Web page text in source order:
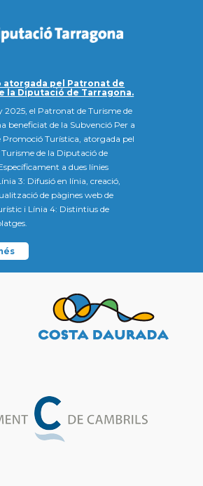
atorgada pel Patronat de
la Diputació de Tarragona.
el Patronat de Turisme de
beneficiat de la Subvenció Per a
Promoció Turística, atorgada pel
de la Diputació de
a dues línies
3: Difusió en línia, creació,
de pàgines web de
i Línia 4: Distintius de